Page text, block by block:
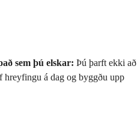
sem þú elskar: Þú þarft ekki að
hreyfingu á dag og byggðu upp